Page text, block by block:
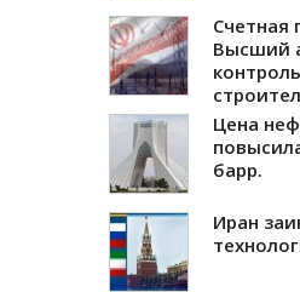
Счетная
Высший
Цена
барр.
Иран